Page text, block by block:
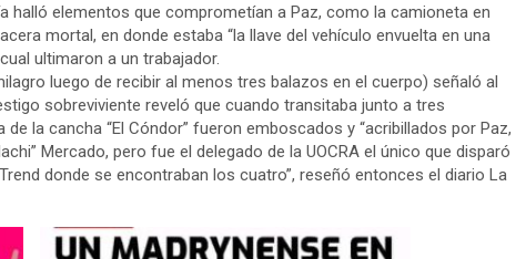
halló elementos que comprometían a Paz, como la camioneta en
mortal, en donde estaba “la llave del vehículo envuelta en una
ultimaron a un trabajador.
luego de recibir al menos tres balazos en el cuerpo) señaló al
sobreviviente reveló que cuando transitaba junto a tres
la cancha “El Cóndor” fueron emboscados y “acribillados por Paz,
Mercado, pero fue el delegado de la UOCRA el único que disparó
donde se encontraban los cuatro”, reseñó entonces el diario La